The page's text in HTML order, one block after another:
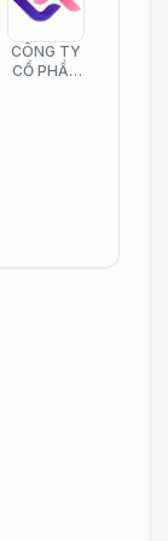
CÔNG TY
CỔ PHẦN